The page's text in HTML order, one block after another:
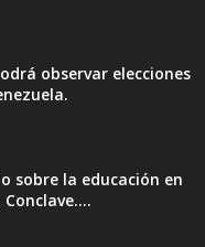
observar elecciones
sobre la educación en